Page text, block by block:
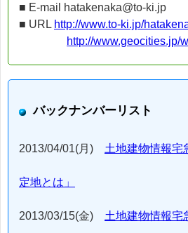
■ E-mail hatakenaka@to-ki.jp
■ URL http://www.to-ki.jp/
http://www.geocities.jp/
バックナンバーリスト
2013/04/01(月) 土地建物情報
定地とは」
2013/03/15(金) 土地建物情報